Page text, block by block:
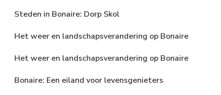
Steden in Bonaire: Dorp Skol
Het weer en landschapsverandering op Bonaire
Het weer en landschapsverandering op Bonaire
Bonaire: Een eiland voor levensgenieters